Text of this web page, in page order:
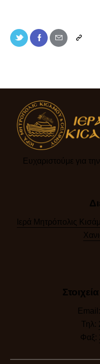
Ευχαριστούμε για
Ιερά Μητρόπολις
Email:
Τηλ:
Φαξ: